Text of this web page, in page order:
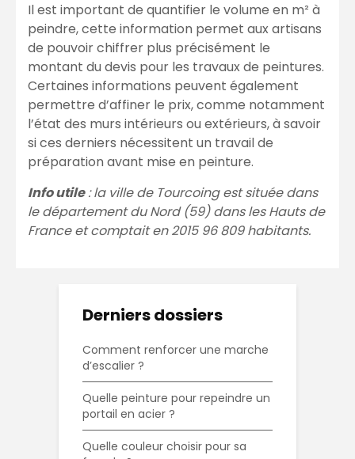
Il est important de quantifier le volume en m² à
peindre, cette information permet aux artisans
de pouvoir chiffrer plus précisément le
montant du devis pour les travaux de peintures.
Certaines informations peuvent également
permettre d’affiner le prix, comme notamment
l’état des murs intérieurs ou extérieurs, à savoir
si ces derniers nécessitent un travail de
préparation avant mise en peinture.
Info utile: la ville de Tourcoing est située dans
le département du Nord (59) dans les Hauts de
France et comptait en 2015 96 809 habitants.
Derniers dossiers
Comment renforcer une marche
d’escalier ?
Quelle peinture pour repeindre un
portail en acier ?
Quelle couleur choisir pour sa